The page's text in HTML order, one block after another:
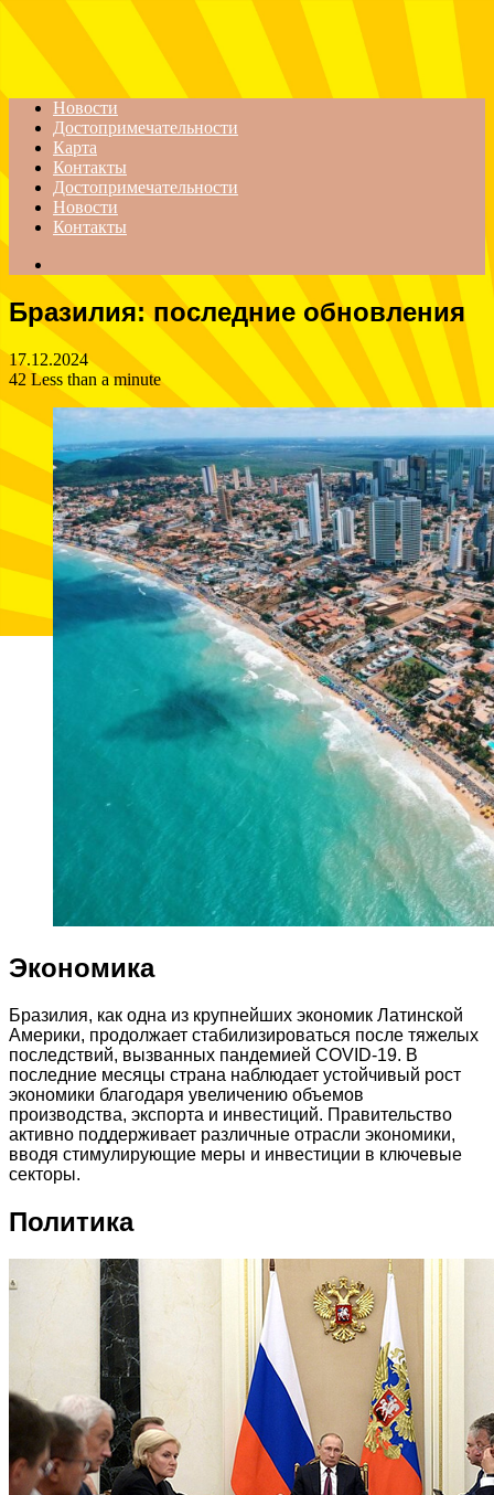
Menu
Новости
Достопримечательности
Карта
Контакты
Достопримечательности
Новости
Контакты
for
Бразилия: последние обновления
17.12.2024
42 Less than a minute
Экономика
Бразилия, как одна из крупнейших экономик Латинской
Америки, продолжает стабилизироваться после тяжелых
последствий, вызванных пандемией COVID-19. В
последние месяцы страна наблюдает устойчивый рост
экономики благодаря увеличению объемов
производства, экспорта и инвестиций. Правительство
активно поддерживает различные отрасли экономики,
вводя стимулирующие меры и инвестиции в ключевые
секторы.
Политика